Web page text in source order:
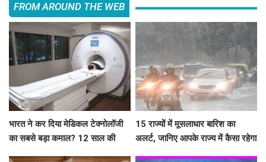
FROM AROUND THE WEB
भारत ने कर दिया मेडिकल टेक्नोलॉजी
का सबसे बड़ा कमाल? 12 साल की
15 राज्यों में मूसलाधार बारिश का
अलर्ट, जानिए आपके राज्य में कैसा रहेगा